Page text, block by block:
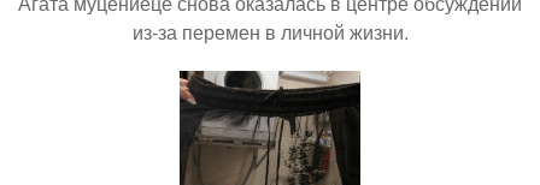
из-за перемен в личной жизни.